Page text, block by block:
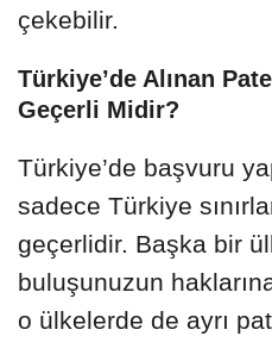
çekebilir.
Türkiye’de Alınan
Geçerli Midir?
Türkiye’de başvuru
sadece Türkiye
geçerlidir. Başka bir
buluşunuzun
o ülkelerde de ayrı